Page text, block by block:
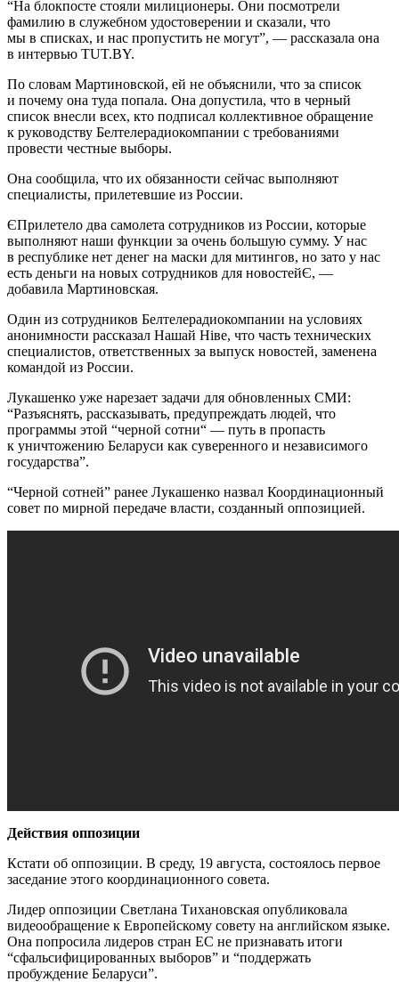
“На блокпосте стояли милиционеры. Они посмотрели
фамилию в служебном удостоверении и сказали, что
мы в списках, и нас пропустить не могут”, — рассказала она
в интервью TUT.BY.
По словам Мартиновской, ей не объяснили, что за список
и почему она туда попала. Она допустила, что в черный
список внесли всех, кто подписал коллективное обращение
к руководству Белтелерадиокомпании с требованиями
провести честные выборы.
Она сообщила, что их обязанности сейчас выполняют
специалисты, прилетевшие из России.
ЄПрилетело два самолета сотрудников из России, которые
выполняют наши функции за очень большую сумму. У нас
в республике нет денег на маски для митингов, но зато у нас
есть деньги на новых сотрудников для новостейЄ, —
добавила Мартиновская.
Один из сотрудников Белтелерадиокомпании на условиях
анонимности рассказал Нашай Ніве, что часть технических
специалистов, ответственных за выпуск новостей, заменена
командой из России.
Лукашенко уже нарезает задачи для обновленных СМИ:
“Разъяснять, рассказывать, предупреждать людей, что
программы этой “черной сотни“ — путь в пропасть
к уничтожению Беларуси как суверенного и независимого
государства”.
“Черной сотней” ранее Лукашенко назвал Координационный
совет по мирной передаче власти, созданный оппозицией.
Действия оппозиции
Кстати об оппозиции. В среду, 19 августа, состоялось первое
заседание этого координационного совета.
Лидер оппозиции Светлана Тихановская опубликовала
видеообращение к Европейскому совету на английском языке.
Она попросила лидеров стран ЕС не признавать итоги
“сфальсифицированных выборов” и “поддержать
пробуждение Беларуси”.